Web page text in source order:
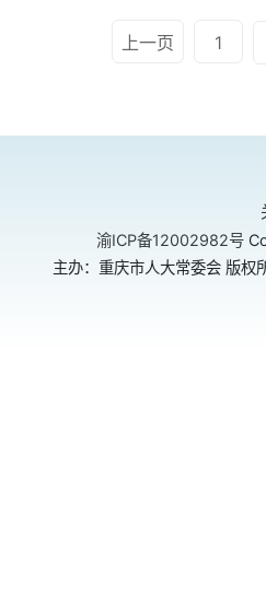
上一页 1
渝ICP备12002982号
主办：重庆市人大常委会 版